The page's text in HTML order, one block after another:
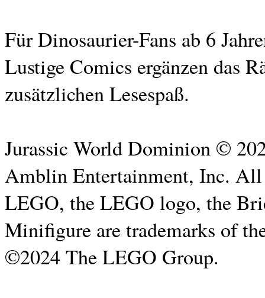
Für Dinosaurier-Fans ab 6
Lustige Comics ergänzen das
zusätzlichen Lesespaß.
Jurassic World Dominion ©
Amblin Entertainment, Inc. All
LEGO, the LEGO logo, the
Minifigure are trademarks of
©2024 The LEGO Group.